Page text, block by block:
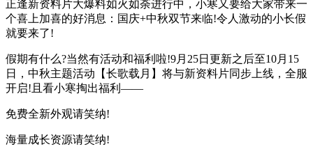
正逢新资料片大爆料如火如荼进行中，小寒又要给大家带来一
个喜上加喜的好消息：国庆+中秋双节来临!令人激动的小长假
就要来了!
假期有什么?当然有活动和福利啦!9月25日更新之后至10月15
日，中秋主题活动【长歌载月】将与新资料片同步上线，全服
开启!且看小寒掏出福利——
免费全新外观请笑纳!
海量成长资源请笑纳!